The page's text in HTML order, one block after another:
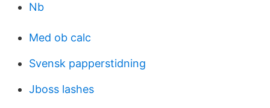
Nb
Med ob calc
Svensk papperstidning
Jboss lashes